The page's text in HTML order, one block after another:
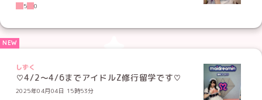
5
0
しずく
♡4/2〜4/6までアイドルZ修行留学です♡
2025年04月04日 15時53分